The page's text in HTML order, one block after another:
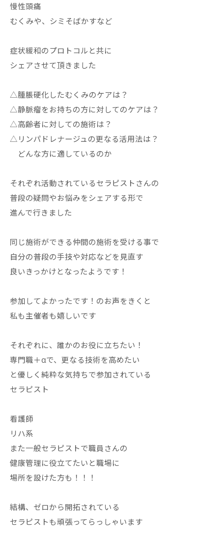
慢性頭痛
むくみや、シミそばかすなど
症状緩和のプロトコルと共に
シェアさせて頂きました
△腫脹硬化したむくみのケアは？
△静脈瘤をお持ちの方に対してのケアは？
△高齢者に対しての施術は？
△リンパドレナージュの更なる活用法は？
どんな方に適しているのか
それぞれ活動されているセラピストさんの
普段の疑問やお悩みをシェアする形で
進んで行きました
同じ施術ができる仲間の施術を受ける事で
自分の普段の手技や対応などを見直す
良いきっかけとなったようです！
参加してよかったです！のお声をきくと
私も主催者も嬉しいです
それぞれに、誰かのお役に立ちたい！
専門職＋αで、更なる技術を高めたい
と優しく純粋な気持ちで参加されている
セラピスト
看護師
リハ系
また一般セラピストで職員さんの
健康管理に役立てたいと職場に
場所を設けた方も！！！
結構、ゼロから開拓されている
セラピストも頑張ってらっしゃいます